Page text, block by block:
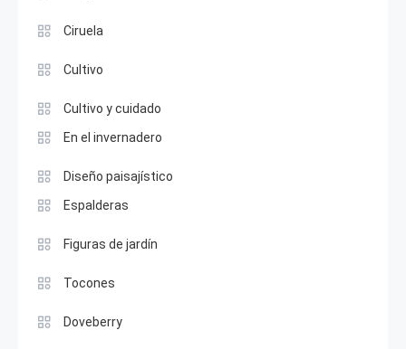
Ciruela
Cultivo
Cultivo y cuidado
En el invernadero
Diseño paisajístico
Espalderas
Figuras de jardín
Tocones
Doveberry